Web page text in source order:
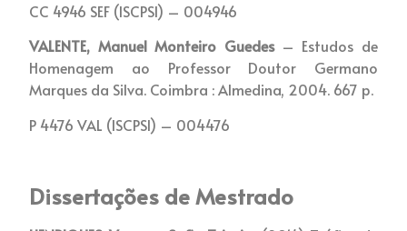
CC 4946 SEF (ISCPSI) – 004946
VALENTE, Manuel Monteiro Guedes– Estudos de
Homenagem ao Professor Doutor Germano
Marques da Silva. Coimbra : Almedina, 2004. 667 p.
P 4476 VAL (ISCPSI) – 004476
Dissertações de Mestrado